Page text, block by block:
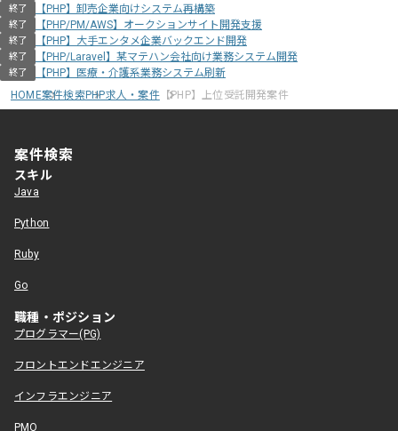
終了 【PHP】卸売企業向けシステム再構築
終了 【PHP/PM/AWS】オークションサイト開発支援
終了 【PHP】大手エンタメ企業バックエンド開発
終了 【PHP/Laravel】某マテハン会社向け業務システム開発
終了
【PHP】医療・介護系業務システム刷新
HOME案件検索PHP求人・案件【PHP】上位受託開発案件
案件検索
スキル
Java
Python
Ruby
Go
職種・ポジション
プログラマー(PG)
フロントエンドエンジニア
インフラエンジニア
PMO